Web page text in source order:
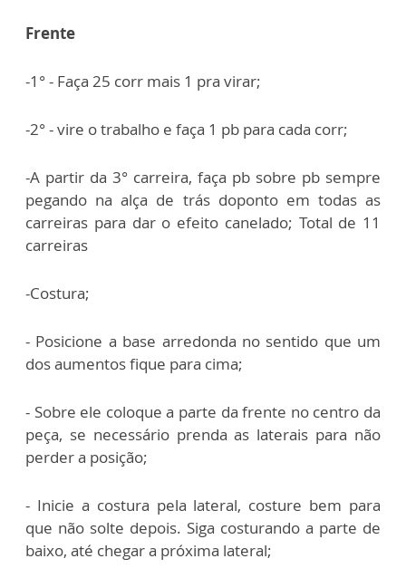
Frente
-1° - Faça 25 corr mais 1 pra virar;
-2° - vire o trabalho e faça 1 pb para cada corr;
-A partir da 3° carreira, faça pb sobre pb sempre
pegando na alça de trás doponto em todas as
carreiras para dar o efeito canelado; Total de 11
carreiras
-Costura;
- Posicione a base arredonda no sentido que um
dos aumentos fique para cima;
- Sobre ele coloque a parte da frente no centro da
peça, se necessário prenda as laterais para não
perder a posição;
- Inicie a costura pela lateral, costure bem para
que não solte depois. Siga costurando a parte de
baixo, até chegar a próxima lateral;